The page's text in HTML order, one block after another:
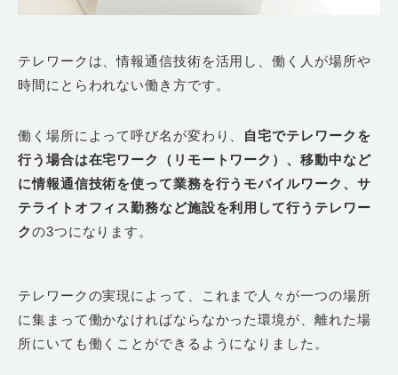
テレワークは、情報通信技術を活用し、働く人が場所や
時間にとらわれない働き方です。
働く場所によって呼び名が変わり、 自宅でテレワークを
行う場合は在宅ワーク（リモートワーク）、移動中など
に情報通信技術を使って業務を行うモバイルワーク、サ
テライトオフィス勤務など施設を利用して行うテレワー
クの3つになります。
テレワークの実現によって、これまで人々が一つの場所
に集まって働かなければならなかった環境が、離れた場
所にいても働くことができるようになりました。